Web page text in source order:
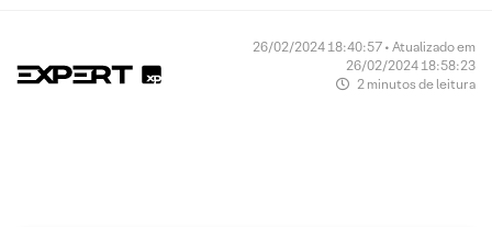
26/02/2024 18:40:57 • Atualizado em
26/02/2024 18:58:23
2 minutos de leitura